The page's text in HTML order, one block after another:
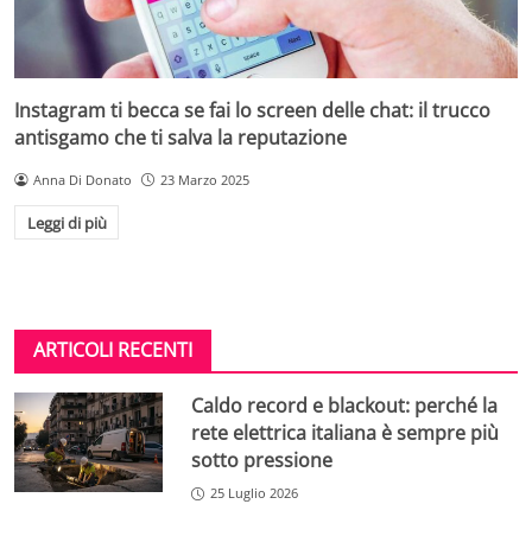
Instagram ti becca se fai lo screen delle chat: il trucco
antisgamo che ti salva la reputazione
Anna Di Donato 23 Marzo 2025
Leggi di più
ARTICOLI RECENTI
Caldo record e blackout: perché la
rete elettrica italiana è sempre più
sotto pressione
25 Luglio 2026